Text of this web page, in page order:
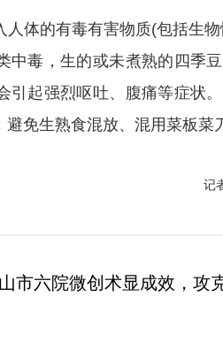
体的有毒有害物质(包括生
中毒，生的或未煮熟的四季
引起强烈呕吐、腹痛等症状
免生熟食混放、混用菜板菜
记
市六院微创术显成效，攻